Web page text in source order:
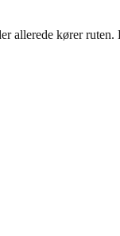
kører ruten.